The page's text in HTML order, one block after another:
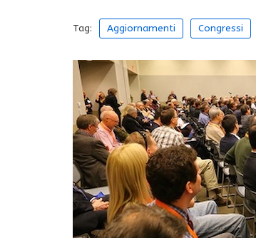
Tag: Aggiornamenti Congressi